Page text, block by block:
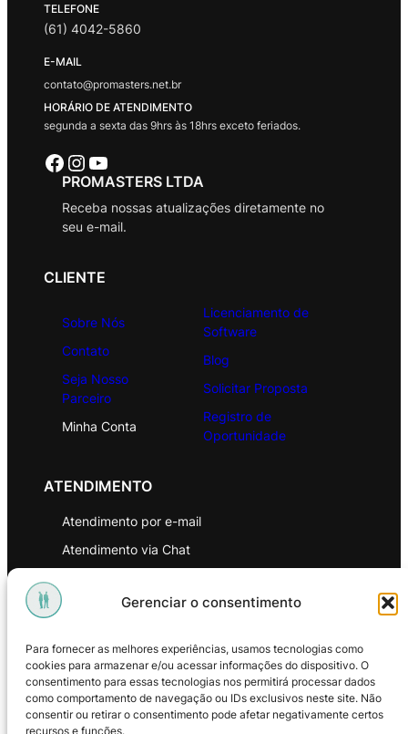
Gerenciar o consentimento
Para fornecer as melhores experiências, usamos tecnologias como
cookies para armazenar e/ou acessar informações do dispositivo. O
consentimento para essas tecnologias nos permitirá processar dados
como comportamento de navegação ou IDs exclusivos neste site. Não
consentir ou retirar o consentimento pode afetar negativamente certos
recursos e funções.
TELEFONE
(61) 4042-5860
E-MAIL
contato@promasters.net.br
HORÁRIO DE ATENDIMENTO
segunda a sexta das 9hrs às 18hrs exceto feriados.
Facebook Instagram Youtube
PROMASTERS LTDA
Receba nossas atualizações diretamente no
seu e-mail.
CLIENTE
Sobre Nós
Contato
Seja Nosso
Parceiro
Minha Conta
Licenciamento de
Software
Blog
Solicitar Proposta
Registro de
Oportunidade
ATENDIMENTO
Atendimento por e-mail
Atendimento via Chat
Política de Privacidade
Política de Troca e Devoluções
Política de Reembolso